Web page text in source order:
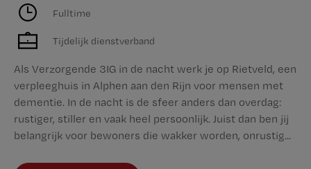
Fulltime
Tijdelijk dienstverband
Als Verzorgende 3IG in de nacht werk je op Rietveld, een
verpleeghuis in Alphen aan den Rijn voor mensen met
dementie. In de nacht is de sfeer anders dan overdag:
rustiger, stiller en vaak heel persoonlijk. Juist dan ben jij
belangrijk voor bewoners die wakker worden, onrustig...